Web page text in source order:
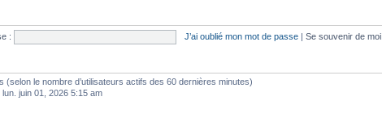
: J’ai oublié mon mot de passe | Se souvenir de moi
le nombre d’utilisateurs actifs des 60 dernières minutes)
lun. juin 01, 2026 5:15 am